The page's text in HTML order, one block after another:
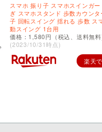
スマホ 振り子 スマホスインガ
ぎ スマホスタンド 歩数カウン
子 回転スイング 揺れる 歩数 ス
動スイング 1台用
価格：1,580円（税込、送料無
(2023/10/31時点)
楽天